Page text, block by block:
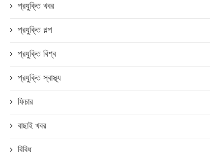
প্রযুক্তি খবর
প্রযুক্তি গল্প
প্রযুক্তি বিশ্ব
প্রযুক্তি স্বাস্থ্য
ফিচার
বাছাই খবর
বিবিধ